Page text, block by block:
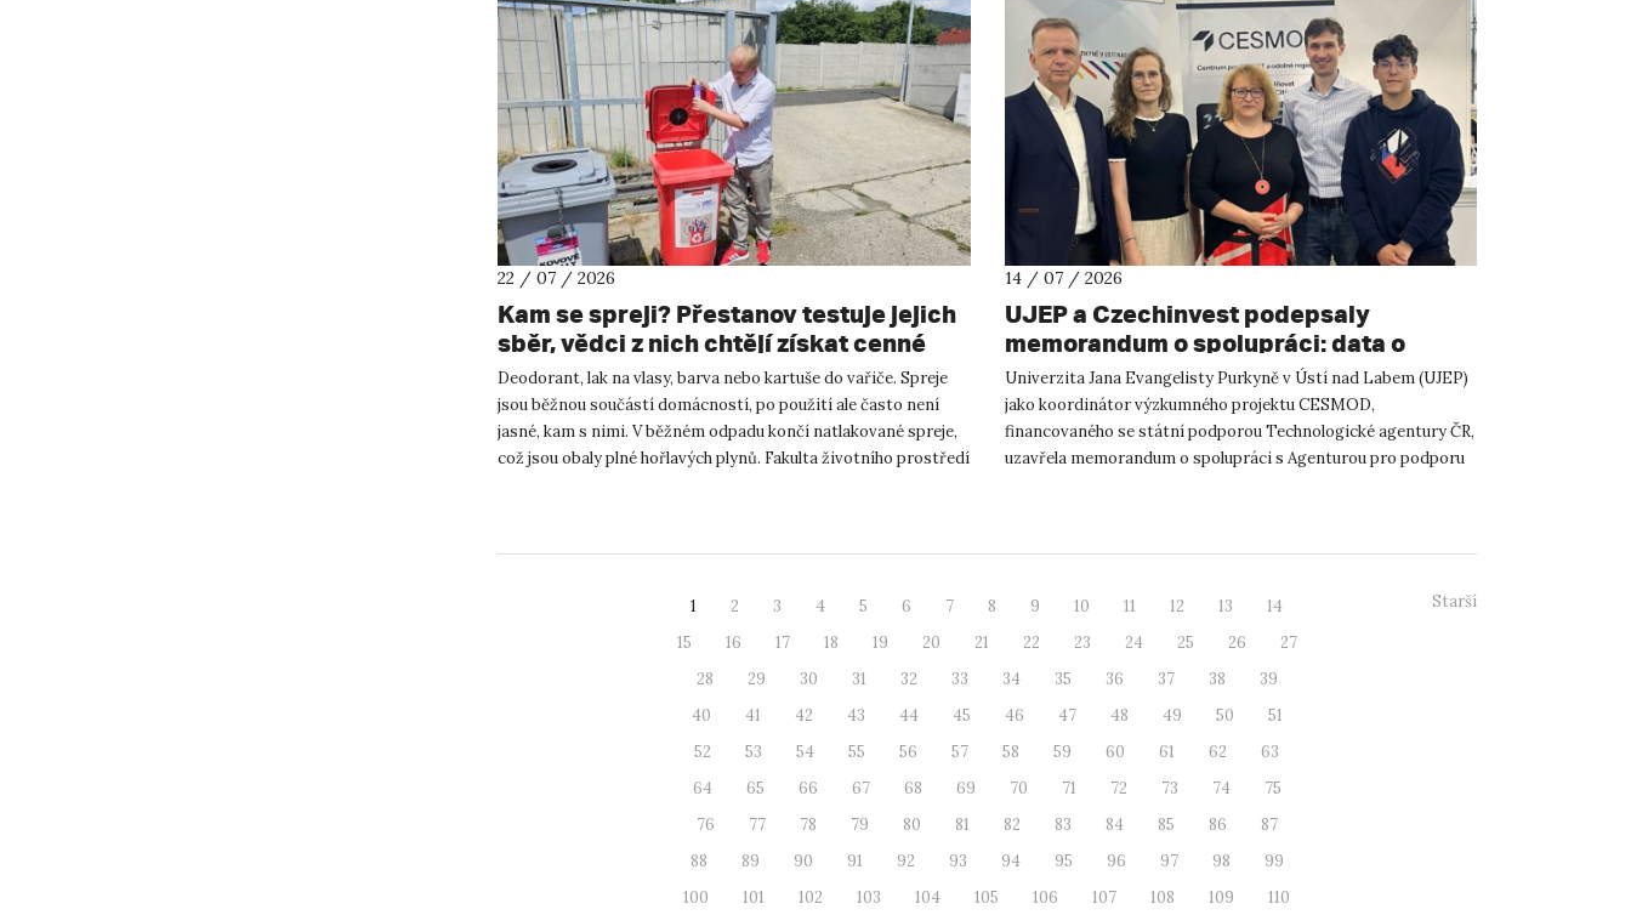
22 / 07 / 2026
Kam se spreji? Přestanov testuje jejich
sběr, vědci z nich chtějí získat cenné
kovy
Deodorant, lak na vlasy, barva nebo kartuše do vařiče. Spreje
jsou běžnou součástí domácností, po použití ale často není
jasné, kam s nimi. V běžném odpadu končí natlakované spreje,
což jsou obaly plné hořlavých plynů. Fakulta životního prostředí
14 / 07 / 2026
UJEP a Czechinvest podepsaly
memorandum o spolupráci: data o
podnikatelském prostředí posílí
výzkum CESMOD
Univerzita Jana Evangelisty Purkyně v Ústí nad Labem (UJEP)
jako koordinátor výzkumného projektu CESMOD,
financovaného se státní podporou Technologické agentury ČR,
uzavřela memorandum o spolupráci s Agenturou pro podporu
1 2 3 4 5 6 7 8 9 10 11 12 13
14
15
16 17 18 19 20 21 22 23 24 25 26
27
28
29 30 31 32 33 34 35 36 37 38
39
40
41 42 43 44 45 46 47 48 49 50
51
52
53 54 55 56 57 58 59 60 61 62
63
64
65 66 67 68 69 70 71 72 73 74
75
76
77 78 79 80 81 82 83 84 85 86
87
88
89 90 91 92 93 94 95 96 97 98
99
100
101 102 103 104 105 106 107 108 109
110
Starší